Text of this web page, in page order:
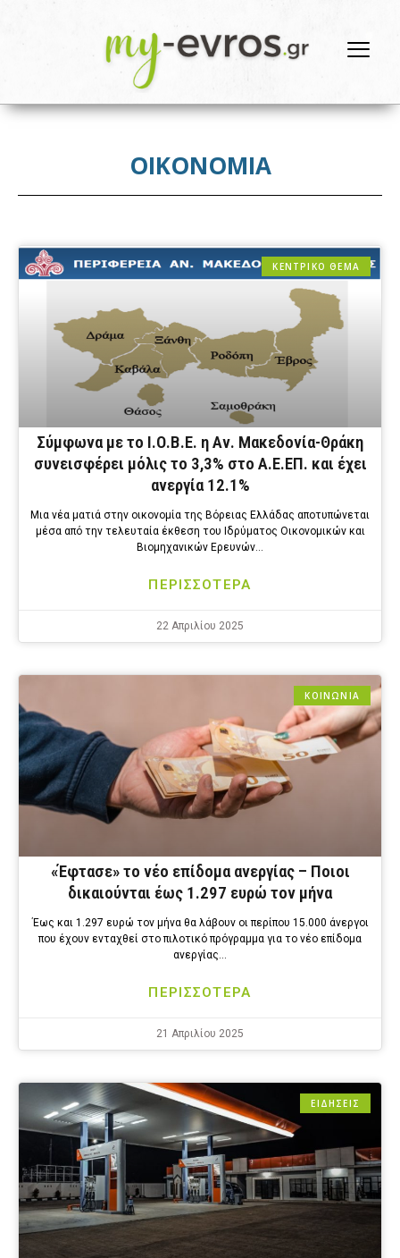
ΟΙΚΟΝΟΜΙΑ
ΚΕΝΤΡΙΚΟ ΘΕΜΑ
Σύμφωνα με το Ι.Ο.Β.Ε. η Αν. Μακεδονία-Θράκη
συνεισφέρει μόλις το 3,3% στο Α.Ε.ΕΠ. και έχει
ανεργία 12.1%
Μια νέα ματιά στην οικονομία της Βόρειας Ελλάδας αποτυπώνεται
μέσα από την τελευταία έκθεση του Ιδρύματος Οικονομικών και
Βιομηχανικών Ερευνών…
ΠΕΡΙΣΣΟΤΕΡΑ
22 Απριλίου 2025
ΚΟΙΝΩΝΙΑ
«Έφτασε» το νέο επίδομα ανεργίας – Ποιοι
δικαιούνται έως 1.297 ευρώ τον μήνα
Έως και 1.297 ευρώ τον μήνα θα λάβουν οι περίπου 15.000 άνεργοι
που έχουν ενταχθεί στο πιλοτικό πρόγραμμα για το νέο επίδομα
ανεργίας…
ΠΕΡΙΣΣΟΤΕΡΑ
21 Απριλίου 2025
ΕΙΔΗΣΕΙΣ